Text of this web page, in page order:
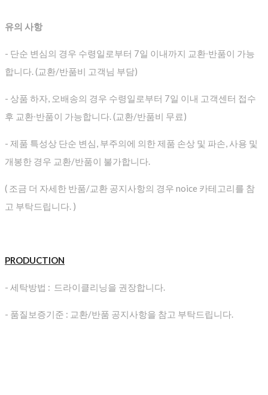
유의 사항
- 단순 변심의 경우 수령일로부터 7일 이내까지 교환∙반품이 가능
합니다. (교환/반품비 고객님 부담)
- 상품 하자, 오배송의 경우 수령일로부터 7일 이내 고객센터 접수
후 교환∙반품이 가능합니다. (교환/반품비 무료)
- 제품 특성상 단순 변심, 부주의에 의한 제품 손상 및 파손, 사용 및
개봉한 경우 교환/반품이 불가합니다.
( 조금 더 자세한 반품/교환 공지사항의 경우 noice 카테고리를 참
고 부탁드립니다. )
PRODUCTION
- 세탁방법 : 드라이클리닝을 권장합니다.
- 품질보증기준 : 교환/반품 공지사항을 참고 부탁드립니다.